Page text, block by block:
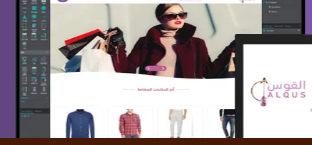
تصميم متجر القوس
التفاصيل